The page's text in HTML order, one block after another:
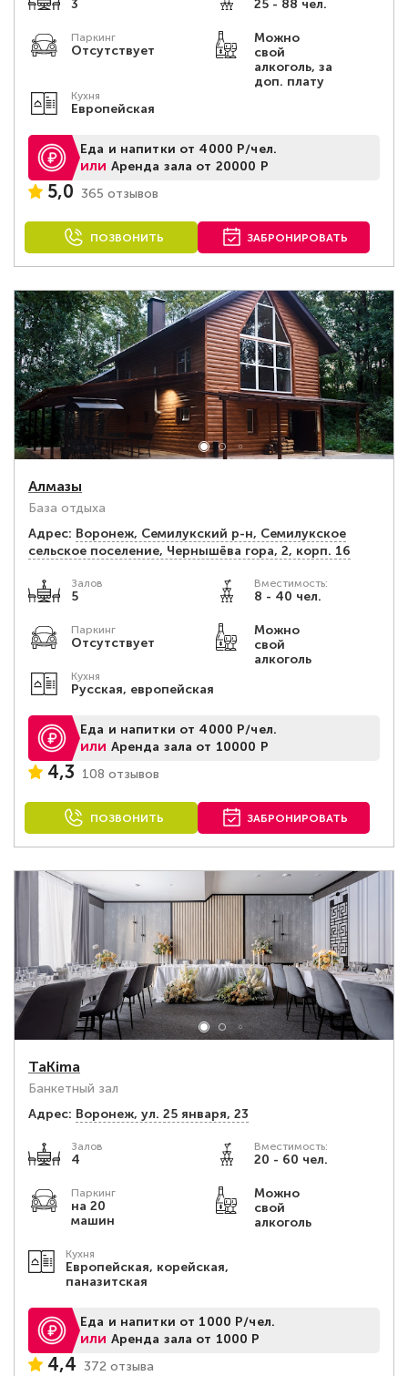
3 25 - 88 чел.
Паркинг
Отсутствует
Можно
свой
алкоголь, за
доп. плату
Кухня
Европейская
Еда и напитки от 4000 Р/чел.
или Аренда зала от 20000 Р
5,0 365 отзывов
ПОЗВОНИТЬ ЗАБРОНИРОВАТЬ
Алмазы
База отдыха
Адрес: Воронеж, Семилукский р-н, Семилукское
сельское поселение, Чернышёва гора, 2, корп. 16
Залов
5
Вместимость:
8 - 40 чел.
Паркинг
Отсутствует
Можно
свой
алкоголь
Кухня
Русская, европейская
Еда и напитки от 4000 Р/чел.
или Аренда зала от 10000 Р
4,3 108 отзывов
ПОЗВОНИТЬ ЗАБРОНИРОВАТЬ
TaKima
Банкетный зал
Адрес: Воронеж, ул. 25 января, 23
Залов
4
Вместимость:
20 - 60 чел.
Паркинг
на 20
машин
Можно
свой
алкоголь
Кухня
Европейская, корейская,
паназитская
Еда и напитки от 1000 Р/чел.
или Аренда зала от 1000 Р
4,4 372 отзыва